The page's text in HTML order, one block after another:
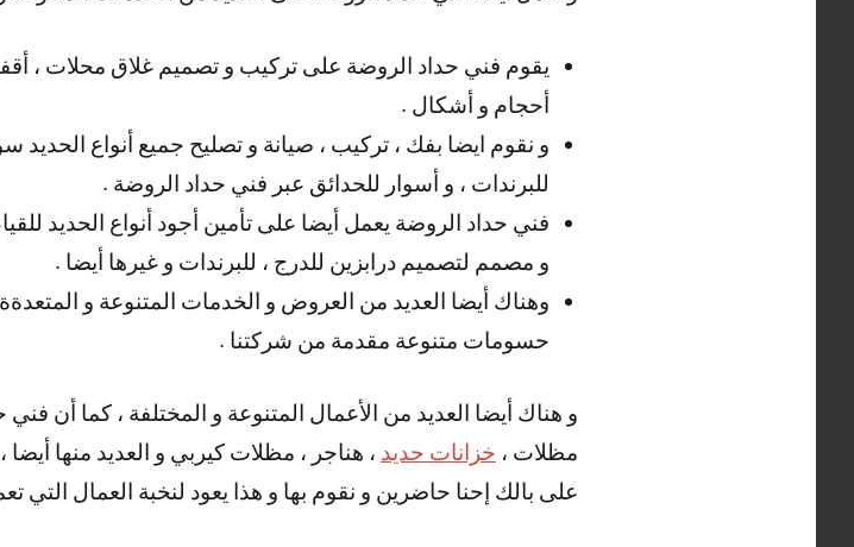
يقوم فني حداد الروضة على تركيب و تصميم غلاق محلات ،
أحجام و أشكال .
و نقوم ايضا بفك ، تركيب ، صيانة و تصليح جميع أنواع الحديد
للبرندات ، و أسوار للحدائق عبر فني حداد الروضة .
فني حداد الروضة يعمل أيضا على تأمين أجود أنواع الحديد
و مصمم لتصميم درابزين للدرج ، للبرندات و غيرها أيضا .
وهناك أيضا العديد من العروض و الخدمات المتنوعة و
حسومات متنوعة مقدمة من شركتنا .
و هناك أيضا العديد من الأعمال المتنوعة و المختلفة ، كما أن
مظلات ، خزانات حديد ، هناجر ، مظلات كيربي و العديد منها أيضا
على بالك إحنا حاضرين و نقوم بها و هذا يعود لنخبة العمال التي